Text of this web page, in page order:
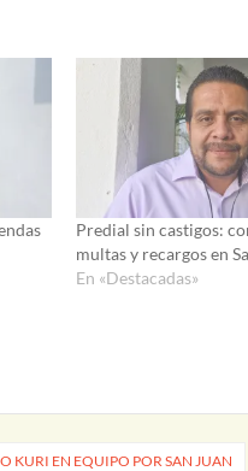
Predial sin castigos:
multas y recargos en
En «Destacadas»
KURI EN EQUIPO POR SAN JUAN